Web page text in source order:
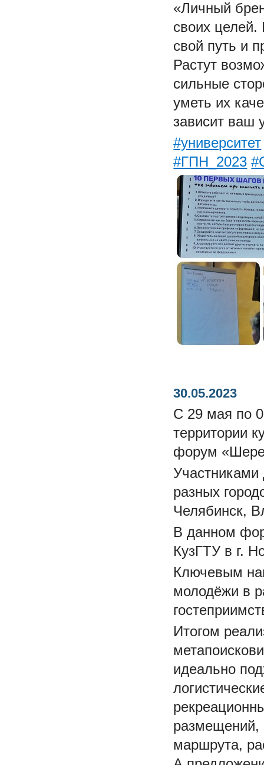
«Личный
своих
свой путь и
Растут
сильные
уметь их
зависит ваш
#университет
#ГПН_2023
30.05.2023
С 29 мая по
территории
форум
разных
Челябинск,
В данном
КузГТУ в г.
Ключевым
молодёжи в
Итогом
идеально
размещений,
маршрута,